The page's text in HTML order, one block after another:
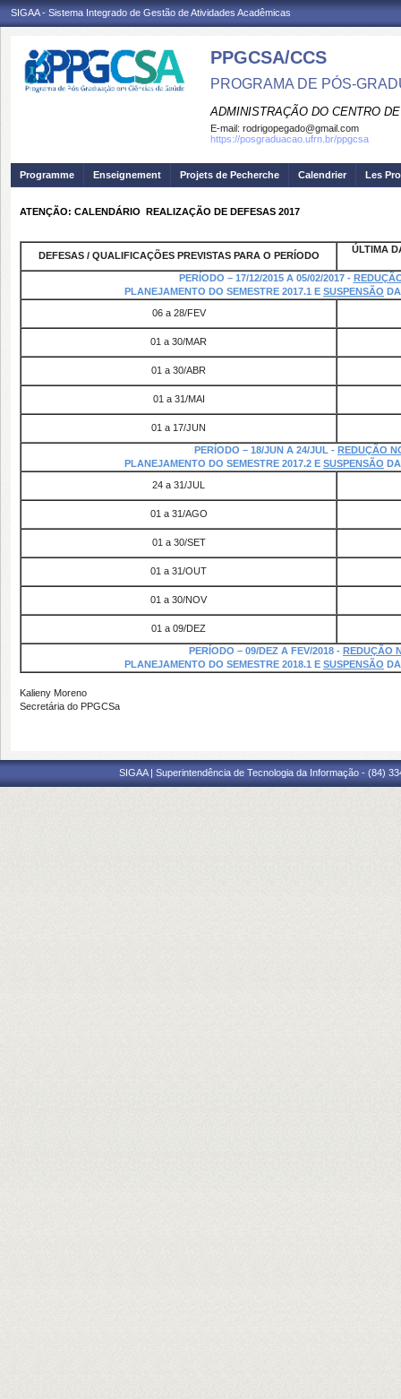
SIGAA - Sistema Integrado de Gestão de Atividades Acadêmicas
PPGCSA/CCS
PROGRAMA DE PÓS-
ADMINISTRAÇÃO DO CENTRO
E-mail: rodrigopegado@gmail.com
https://posgraduacao.ufrn.br/ppgcsa
Programme Enseignement Projets de Pecherche Calendrier Les
ATENÇÃO: CALENDÁRIO  REALIZAÇÃO DE DEFESAS 2017
DEFESAS / QUALIFICAÇÕES PREVISTAS PARA O PERÍODO
ÚLTIMA
PERÍODO – 17/12/2015 A 05/02/2017 -
PLANEJAMENTO DO SEMESTRE 2017.1 E SUSPENSÃO
06 a 28/FEV
01 a 30/MAR
01 a 30/ABR
01 a 31/MAI
01 a 17/JUN
PERÍODO – 18/JUN A 24/JUL - REDUÇÃO
PLANEJAMENTO DO SEMESTRE 2017.2 E SUSPENSÃO
24 a 31/JUL
01 a 31/AGO
01 a 30/SET
01 a 31/OUT
01 a 30/NOV
01 a 09/DEZ
PERÍODO – 09/DEZ A FEV/2018 - REDUÇÃO
PLANEJAMENTO DO SEMESTRE 2018.1 E SUSPENSÃO
Kalieny Moreno
Secretária do PPGCSa
SIGAA | Superintendência de Tecnologia da Informação - (84)